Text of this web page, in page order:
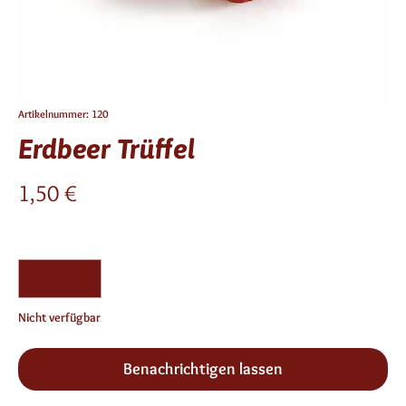
Artikelnummer: 120
Erdbeer Trüffel
1,50 €Preis
Nicht verfügbar
Benachrichtigen lassen